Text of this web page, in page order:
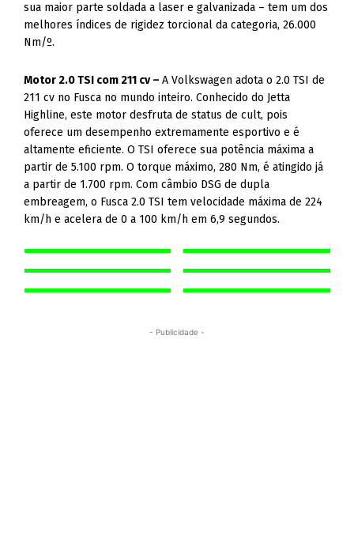
sua maior parte soldada a laser e galvanizada – tem um dos
melhores índices de rigidez torcional da categoria, 26.000
Nm/º.
Motor 2.0 TSI com 211 cv –A Volkswagen adota o 2.0 TSI de
211 cv no Fusca no mundo inteiro. Conhecido do Jetta
Highline, este motor desfruta de status de cult, pois
oferece um desempenho extremamente esportivo e é
altamente eficiente. O TSI oferece sua potência máxima a
partir de 5.100 rpm. O torque máximo, 280 Nm, é atingido já
a partir de 1.700 rpm. Com câmbio DSG de dupla
embreagem, o Fusca 2.0 TSI tem velocidade máxima de 224
km/h e acelera de 0 a 100 km/h em 6,9 segundos.
- Publicidade -